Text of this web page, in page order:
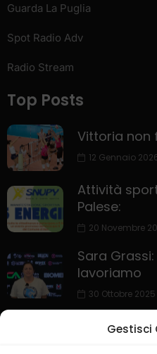
Gestisci
Guarda La Puglia
Spot Radio Adv
Radio Stream
Top Posts
Vittoria non
12 Gennaio
Attività
Palese:
20 Novembre
Sara Grassi:
lavoriamo
30 Ottobre 2025